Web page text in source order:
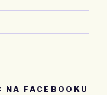
NA FACEBOOKU